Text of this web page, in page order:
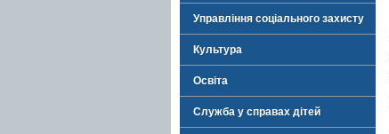
Управління соціального захисту
Культура
Освіта
Служба у справах дітей